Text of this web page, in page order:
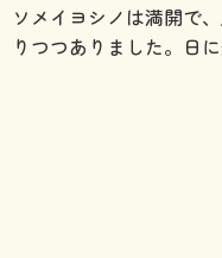
ソメイヨシノは満開で
りつつありました。日